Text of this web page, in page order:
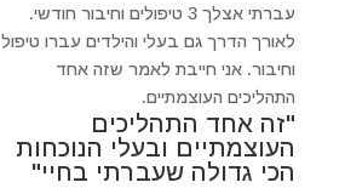
עברתי אצלך 3 טיפולים וחיבור חודשי.
לאורך הדרך גם בעלי והילדים עברו טיפול
וחיבור. אני חייבת לאמר שזה אחד
התהליכים העוצמתיים.
"זה אחד התהליכים
העוצמתיים ובעלי הנוכחות
הכי גדולה שעברתי בחיי"